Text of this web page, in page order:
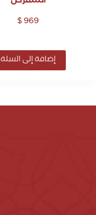
$969
إضافة إلى السلة